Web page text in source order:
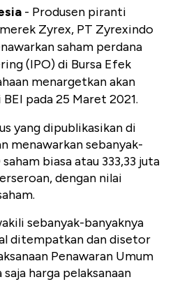
- Produsen piranti
Zyrex, PT Zyrexindo
saham perdana
(IPO) di Bursa Efek
menargetkan akan
pada 25 Maret 2021.
yang dipublikasikan di
menawarkan sebanyak-
biasa atau 333,33 juta
dengan nilai
sebanyak-banyaknya
ditempatkan dan disetor
Penawaran Umum
harga pelaksanaan